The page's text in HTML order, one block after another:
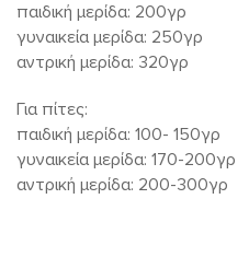
παιδική μερίδα: 200γρ
γυναικεία μερίδα: 250γρ
αντρική μερίδα: 320γρ
Για πίτες:
παιδική μερίδα: 100- 150γρ
γυναικεία μερίδα: 170-200γρ
αντρική μερίδα: 200-300γρ